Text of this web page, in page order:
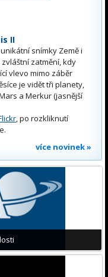
II
snímky Země i
zatmění, kdy
vlevo mimo záběr
je vidět tři planety,
a Merkur (jasnější
, po rozkliknutí
více novinek »